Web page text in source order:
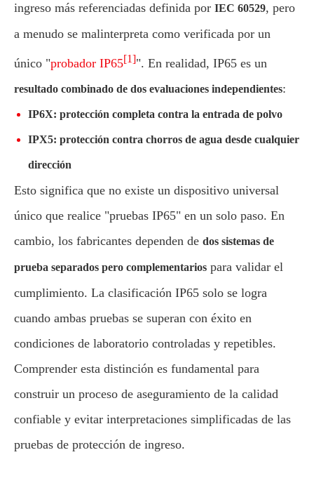
ingreso más referenciadas definida por IEC 60529, pero
a menudo se malinterpreta como verificada por un
único "probador IP65[1]". En realidad, IP65 es un
resultado combinado de dos evaluaciones independientes:
IP6X: protección completa contra la entrada de polvo
IPX5: protección contra chorros de agua desde cualquier
dirección
Esto significa que no existe un dispositivo universal
único que realice "pruebas IP65" en un solo paso. En
cambio, los fabricantes dependen de dos sistemas de
prueba separados pero complementarios para validar el
cumplimiento. La clasificación IP65 solo se logra
cuando ambas pruebas se superan con éxito en
condiciones de laboratorio controladas y repetibles.
Comprender esta distinción es fundamental para
construir un proceso de aseguramiento de la calidad
confiable y evitar interpretaciones simplificadas de las
pruebas de protección de ingreso.